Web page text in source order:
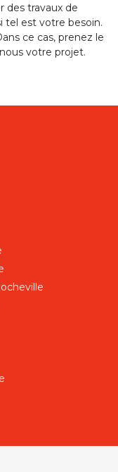
des travaux de
tel est votre besoin.
ce cas, prenez le
votre projet.